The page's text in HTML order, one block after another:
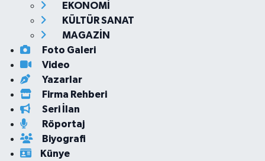
EKONOMİ
KÜLTÜR SANAT
MAGAZİN
Foto Galeri
Video
Yazarlar
Firma Rehberi
Seri İlan
Röportaj
Biyografi
Künye